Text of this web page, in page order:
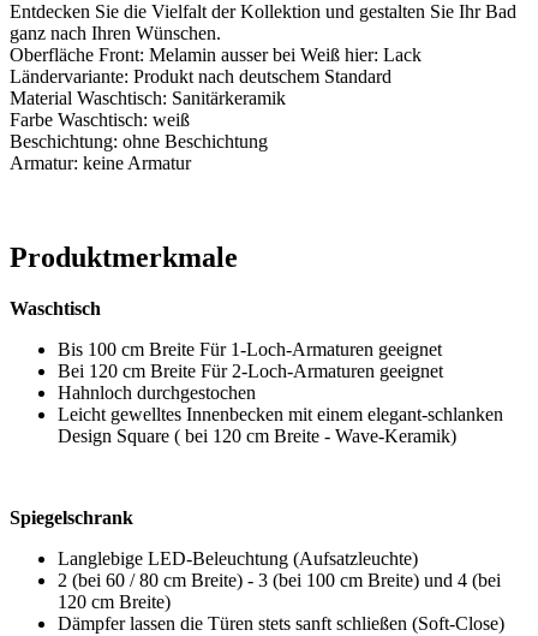
Entdecken Sie die Vielfalt der Kollektion und gestalten Sie Ihr Bad
ganz nach Ihren Wünschen.
Oberfläche Front: Melamin ausser bei Weiß hier: Lack
Ländervariante: Produkt nach deutschem Standard
Material Waschtisch: Sanitärkeramik
Farbe Waschtisch: weiß
Beschichtung: ohne Beschichtung
Armatur: keine Armatur
Produktmerkmale
Waschtisch
Bis 100 cm Breite Für 1-Loch-Armaturen geeignet
Bei 120 cm Breite Für 2-Loch-Armaturen geeignet
Hahnloch durchgestochen
Leicht gewelltes Innenbecken mit einem elegant-schlanken
Design Square ( bei 120 cm Breite - Wave-Keramik)
Spiegelschrank
Langlebige LED-Beleuchtung (Aufsatzleuchte)
2 (bei 60 / 80 cm Breite) - 3 (bei 100 cm Breite) und 4 (bei
120 cm Breite)
Dämpfer lassen die Türen stets sanft schließen (Soft-Close)